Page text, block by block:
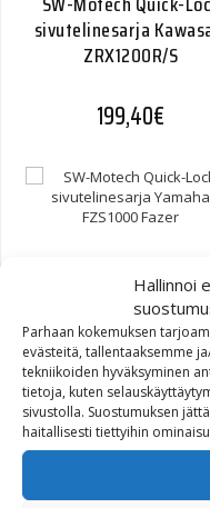
Hallinnoi
Parhaan kokemuksen
evästeitä, tallentaaksemme
tekniikoiden hyväksyminen
tietoja, kuten
sivustolla. Suostumuksen
haitallisesti tiettyihin
sivutelinesarja
ZRX1200R/S
199,40€
sivutelinesarja
FZS1000 Fazer
221,70€